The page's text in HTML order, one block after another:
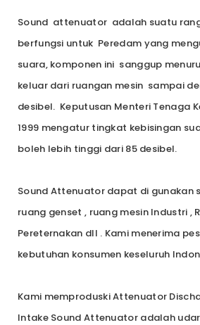
Sound attenuator adalah suatu
berfungsi untuk Peredam yang
suara, komponen ini sanggup
keluar dari ruangan mesin sampai
desibel. Keputusan Menteri Tenaga
1999 mengatur tingkat kebisingan
boleh lebih tinggi dari 85 desibel.
Sound Attenuator dapat di gunakan
ruang genset , ruang mesin Industri ,
Pereternakan dll . Kami menerima
kebutuhan konsumen keseluruh
Kami memproduski Attenuator
Intake Sound Attenuator adalah